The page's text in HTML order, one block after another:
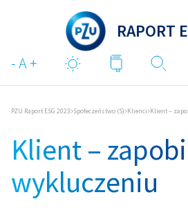
RAPORT
PZU Raport ESG 2023 Społeczeństwo (S) Klienci Klient –
Klient –
wykluczeniu